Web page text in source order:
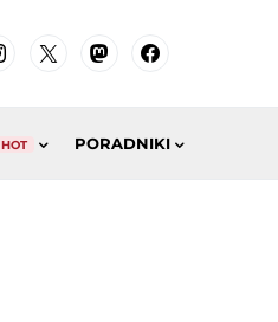
HOT PORADNIKI